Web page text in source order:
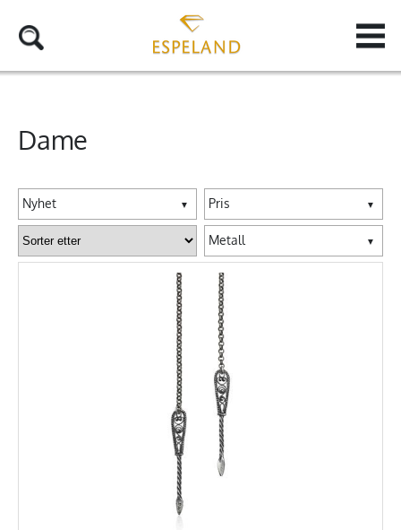
Dame
▼
Pris
▼
Nyhet
▼
Metall